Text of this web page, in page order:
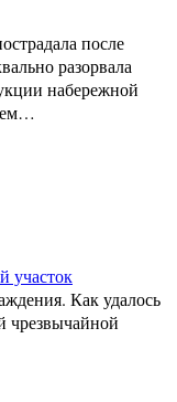
после
разорвала
набережной
участок
Как удалось
чрезвычайной